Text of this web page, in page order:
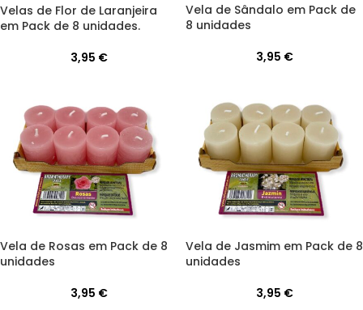
Velas de Flor de Laranjeira
em Pack de 8 unidades.
3,95 €
Vela de Sândalo em Pack de
8 unidades
3,95 €
Vela de Rosas em Pack de 8
unidades
3,95 €
Vela de Jasmim em Pack de 8
unidades
3,95 €